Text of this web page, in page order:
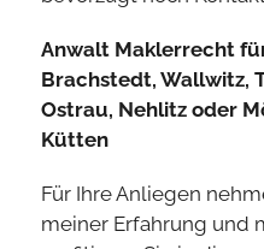
©2026 by Rechtsanwalt